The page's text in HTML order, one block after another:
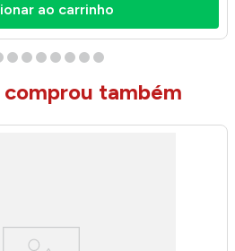
ao carrinho
também